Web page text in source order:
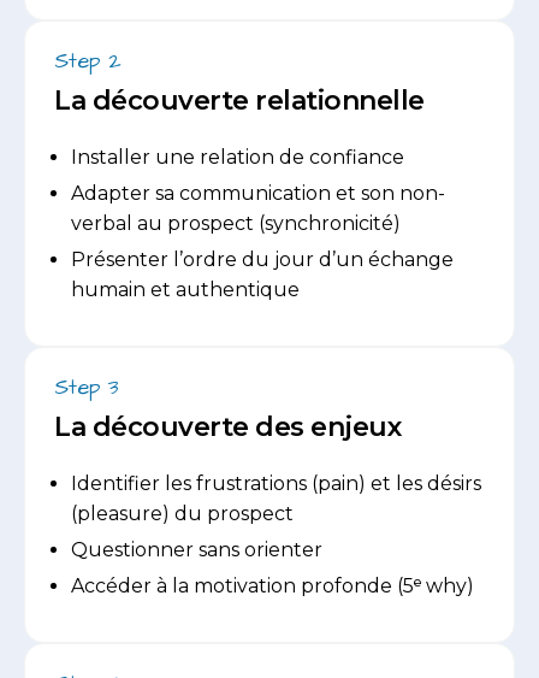
Step 2
La découverte relationnelle
Installer une relation de confiance
Adapter sa communication et son non-
verbal au prospect (synchronicité)
Présenter l’ordre du jour d’un échange
humain et authentique
Step 3
La découverte des enjeux
Identifier les frustrations (pain) et les désirs
(pleasure) du prospect
Questionner sans orienter
Accéder à la motivation profonde (5ᵉ why)